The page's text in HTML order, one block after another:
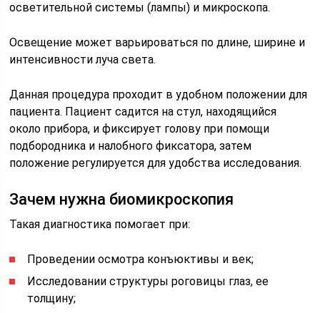
осветительной системы (лампы) и микроскопа.
Освещение может варьироваться по длине, ширине и
интенсивности луча света.
Данная процедура проходит в удобном положении для
пациента. Пациент садится на стул, находящийся
около прибора, и фиксирует голову при помощи
подбородника и налобного фиксатора, затем
положение регулируется для удобства исследования.
Зачем нужна биомикроскопия
Такая диагностика помогает при:
Проведении осмотра конъюктивы и век;
Исследовании структуры роговицы глаз, ее
толщину;